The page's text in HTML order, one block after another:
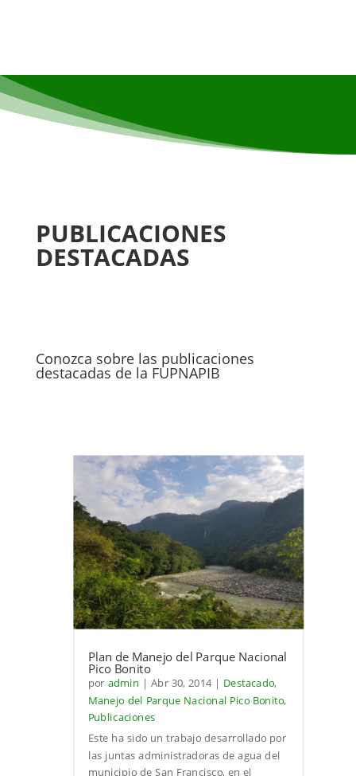
PUBLICACIONES
DESTACADAS
Conozca sobre las publicaciones
destacadas de la FUPNAPIB
Plan de Manejo del Parque Nacional
Pico Bonito
por admin | Abr 30, 2014| Destacado,
Manejo del Parque Nacional Pico Bonito,
Publicaciones
Este ha sido un trabajo desarrollado por
las juntas administradoras de agua del
municipio de San Francisco, en el